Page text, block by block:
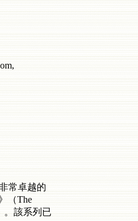
常卓越的
（The
。該系列已